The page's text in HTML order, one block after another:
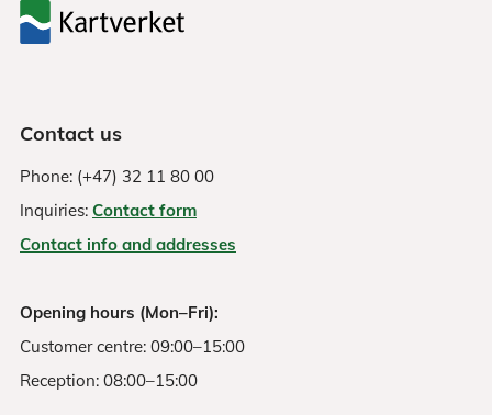
Contact us
Phone: (+47) 32 11 80 00
Inquiries: Contact form
Contact info and addresses
Opening hours (Mon–Fri):
Customer centre: 09:00–15:00
Reception: 08:00–15:00